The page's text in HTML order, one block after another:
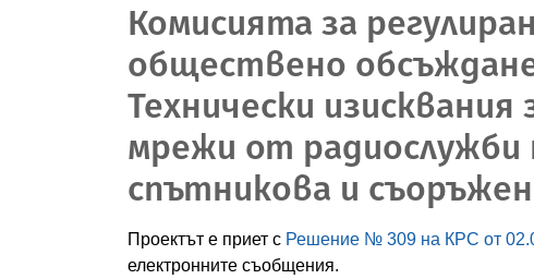
Комисията за
обществено
Технически
мрежи от
спътникова и
Проектът е приет с Решение № 309 на КРС от
електронните съобщения.